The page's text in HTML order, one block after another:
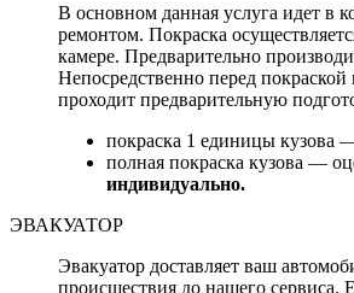
В основном данная услуга идет в
ремонтом. Покраска
камере. Предварительно
Непосредственно перед покраской
проходит предварительную
покраска 1 единицы кузова
полная покраска кузова —
индивидуально.
ЭВАКУАТОР
Эвакуатор доставляет ваш
происшествия до нашего сервиса.